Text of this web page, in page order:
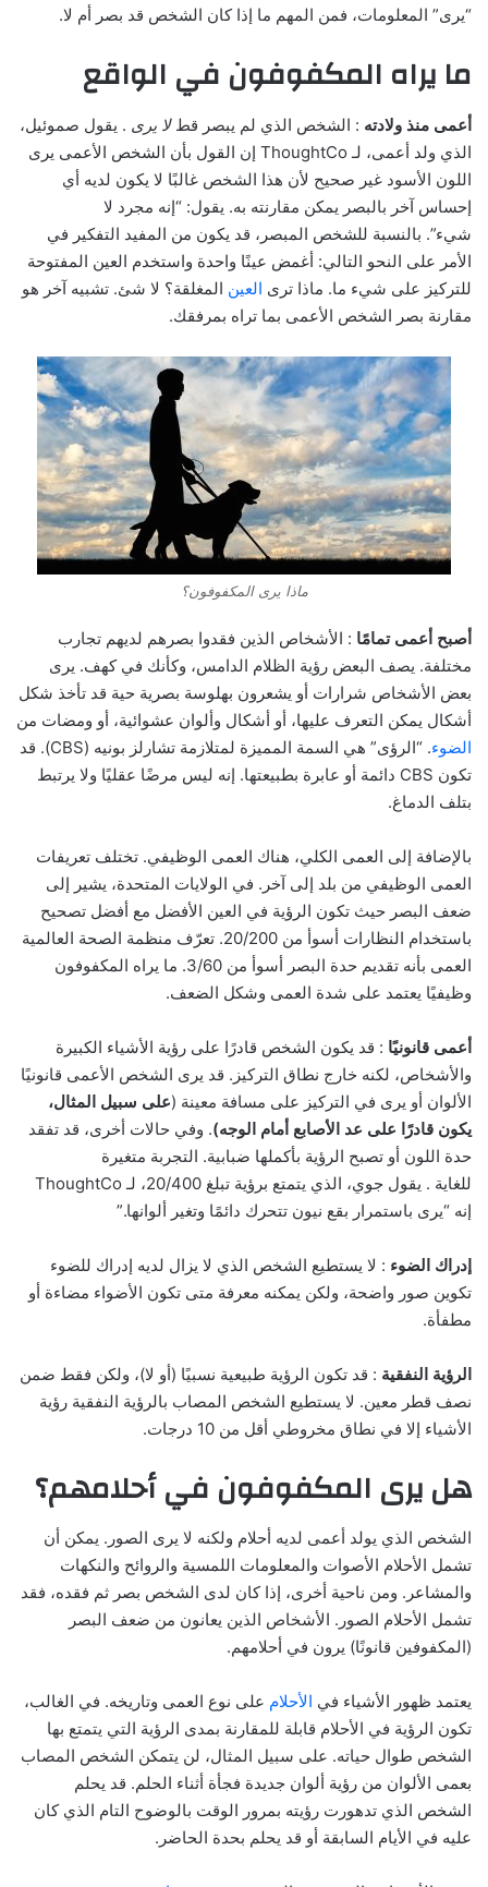
“يرى” المعلومات، فمن المهم ما إذا كان الشخص قد بصر أم لا.
ما يراه المكفوفون في الواقع
أعمى منذ ولادته : الشخص الذي لم يبصر قطلا يرى . يقول صموئيل،
الذي ولد أعمى، لـ ThoughtCo إن القول بأن الشخص الأعمى يرى
اللون الأسود غير صحيح لأن هذا الشخص غالبًا لا يكون لديه أي
إحساس آخر بالبصر يمكن مقارنته به. يقول: “إنه مجرد لا
شيء”. بالنسبة للشخص المبصر، قد يكون من المفيد التفكير في
الأمر على النحو التالي: أغمض عينًا واحدة واستخدم العين المفتوحة
للتركيز على شيء ما. ماذا ترى العين المغلقة؟ لا شئ. تشبيه آخر هو
مقارنة بصر الشخص الأعمى بما تراه بمرفقك.
ماذا يرى المكفوفون؟
أصبح أعمى تمامًا : الأشخاص الذين فقدوا بصرهم لديهم تجارب
مختلفة. يصف البعض رؤية الظلام الدامس، وكأنك في كهف. يرى
بعض الأشخاص شرارات أو يشعرون بهلوسة بصرية حية قد تأخذ شكل
أشكال يمكن التعرف عليها، أو أشكال وألوان عشوائية، أو ومضات من
الضوء
. “الرؤى” هي السمة المميزة لمتلازمة تشارلز بونيه (CBS). قد
تكون CBS دائمة أو عابرة بطبيعتها. إنه ليس مرضًا عقليًا ولا يرتبط
بتلف الدماغ.
بالإضافة إلى العمى الكلي، هناك العمى الوظيفي. تختلف تعريفات
العمى الوظيفي من بلد إلى آخر. في الولايات المتحدة، يشير إلى
ضعف البصر حيث تكون الرؤية في العين الأفضل مع أفضل تصحيح
باستخدام النظارات أسوأ من 20/200. تعرّف منظمة الصحة العالمية
العمى بأنه تقديم حدة البصر أسوأ من 3/60. ما يراه المكفوفون
وظيفيًا يعتمد على شدة العمى وشكل الضعف.
أعمى قانونيًا : قد يكون الشخص قادرًا على رؤية الأشياء الكبيرة
والأشخاص، لكنه خارج نطاق التركيز. قد يرى الشخص الأعمى قانونيًا
الألوان أو يرى في التركيز على مسافة معينة (على سبيل المثال،
يكون قادرًا على عد الأصابع أمام الوجه). وفي حالات أخرى، قد تفقد
حدة اللون أو تصبح الرؤية بأكملها ضبابية. التجربة متغيرة
للغاية . يقول جوي، الذي يتمتع برؤية تبلغ 20/400، لـ ThoughtCo
إنه “يرى باستمرار بقع نيون تتحرك دائمًا وتغير ألوانها.”
إدراك الضوء : لا يستطيع الشخص الذي لا يزال لديه إدراك للضوء
تكوين صور واضحة، ولكن يمكنه معرفة متى تكون الأضواء مضاءة أو
مطفأة.
الرؤية النفقية : قد تكون الرؤية طبيعية نسبيًا (أو لا)، ولكن فقط ضمن
نصف قطر معين. لا يستطيع الشخص المصاب بالرؤية النفقية رؤية
الأشياء إلا في نطاق مخروطي أقل من 10 درجات.
هل يرى المكفوفون في أحلامهم؟
الشخص الذي يولد أعمى لديه أحلام ولكنه لا يرى الصور. يمكن أن
تشمل الأحلام الأصوات والمعلومات اللمسية والروائح والنكهات
والمشاعر. ومن ناحية أخرى، إذا كان لدى الشخص بصر ثم فقده، فقد
تشمل الأحلام الصور. الأشخاص الذين يعانون من ضعف البصر
(المكفوفين قانونًا) يرون في أحلامهم.
يعتمد ظهور الأشياء في الأحلام على نوع العمى وتاريخه. في الغالب،
تكون الرؤية في الأحلام قابلة للمقارنة بمدى الرؤية التي يتمتع بها
الشخص طوال حياته. على سبيل المثال، لن يتمكن الشخص المصاب
بعمى الألوان من رؤية ألوان جديدة فجأة أثناء الحلم. قد يحلم
الشخص الذي تدهورت رؤيته بمرور الوقت بالوضوح التام الذي كان
عليه في الأيام السابقة أو قد يحلم بحدة الحاضر.